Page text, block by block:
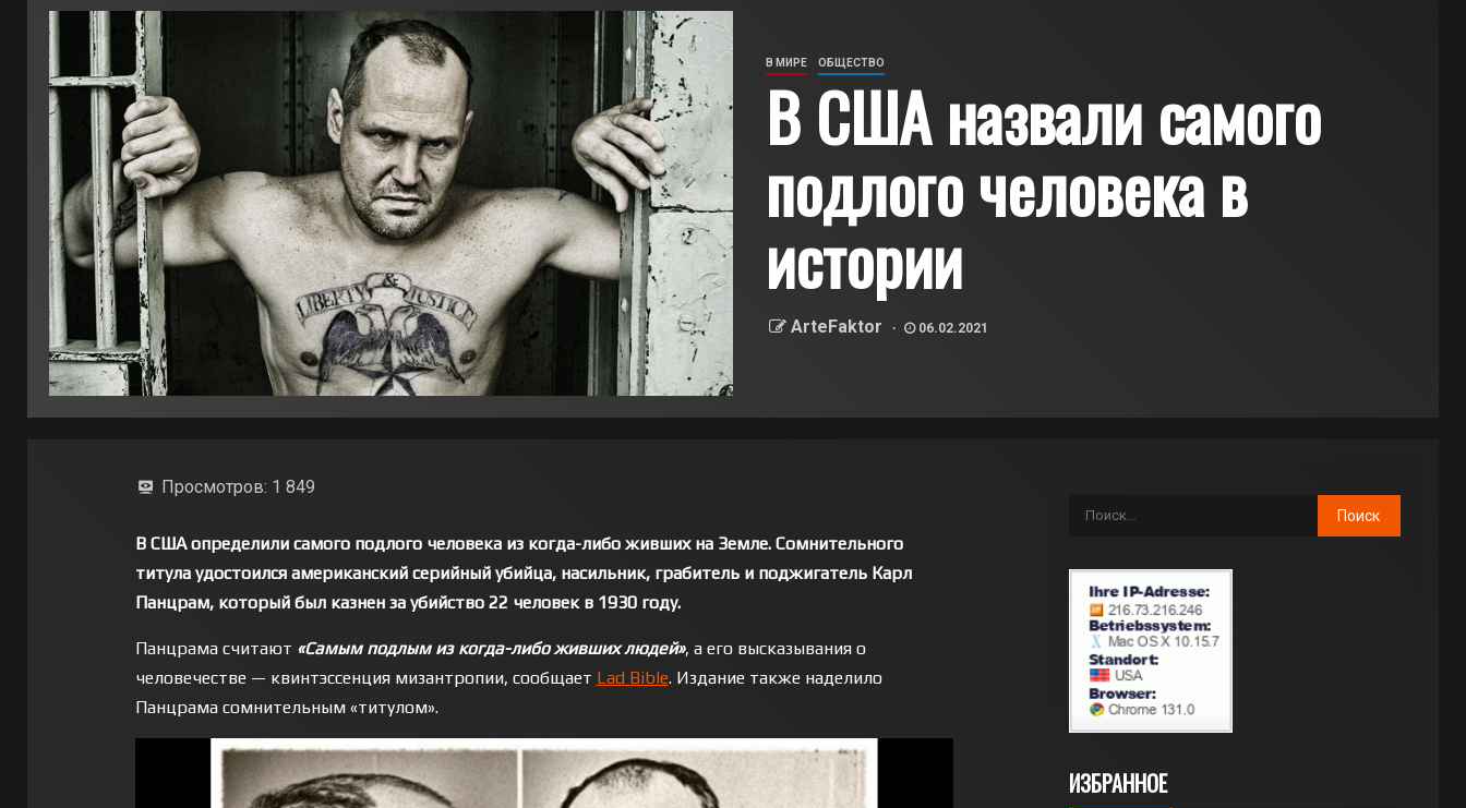
В МИРЕ ОБЩЕСТВО
В США назвали самого
подлого человека в
истории
ArteFaktor 06.02.2021
Просмотров: 1 849
В США определили самого подлого человека из когда-либо живших на Земле. Сомнительного
титула удостоился американский серийный убийца, насильник, грабитель и поджигатель Карл
Панцрам, который был казнен за убийство 22 человек в 1930 году.
Панцрама считают «Самым подлым из когда-либо живших людей», а его высказывания о
человечестве — квинтэссенция мизантропии, сообщает Lad Bible. Издание также наделило
Панцрама сомнительным «титулом».
ИЗБРАННОЕ